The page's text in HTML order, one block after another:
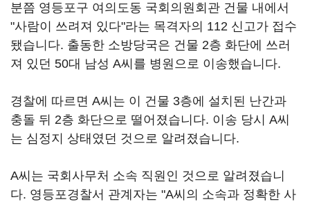
분쯤 영등포구 여의도동 국회의원회관 건물 내에서
"사람이 쓰려져 있다"라는 목격자의 112 신고가 접수
됐습니다. 출동한 소방당국은 건물 2층 화단에 쓰러
져 있던 50대 남성 A씨를 병원으로 이송했습니다.
경찰에 따르면 A씨는 이 건물 3층에 설치된 난간과
충돌 뒤 2층 화단으로 떨어졌습니다. 이송 당시 A씨
는 심정지 상태였던 것으로 알려졌습니다.
A씨는 국회사무처 소속 직원인 것으로 알려졌습니
다. 영등포경찰서 관계자는 "A씨의 소속과 정확한 사